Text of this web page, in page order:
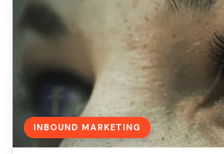
INBOUND MARKETING